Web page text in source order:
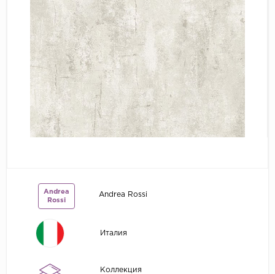
Emiliana Parati
Fipar
Grandeco
Kerama Marazzi
Marburg
..
Andrea
Rossi
Andrea Rossi
Италия
Коллекция